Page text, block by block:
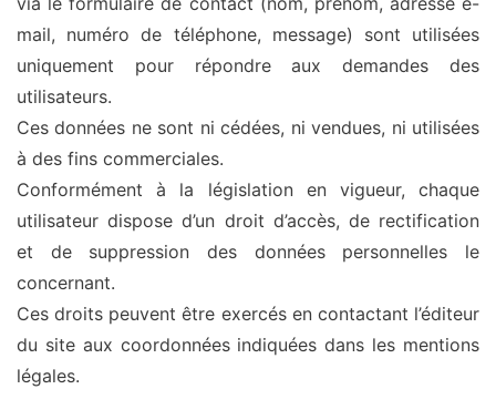
mail, numéro de téléphone, message) sont utilisées
uniquement pour répondre aux demandes des
utilisateurs.
Ces données ne sont ni cédées, ni vendues, ni utilisées
à des fins commerciales.
Conformément à la législation en vigueur, chaque
utilisateur dispose d’un droit d’accès, de rectification
et de suppression des données personnelles le
concernant.
Ces droits peuvent être exercés en contactant l’éditeur
du site aux coordonnées indiquées dans les mentions
légales.